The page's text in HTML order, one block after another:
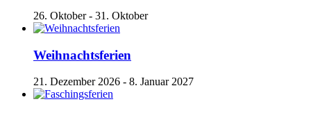
26. Oktober- 31. Oktober
Weihnachtsferien
21. Dezember 2026 - 8. Januar 2027